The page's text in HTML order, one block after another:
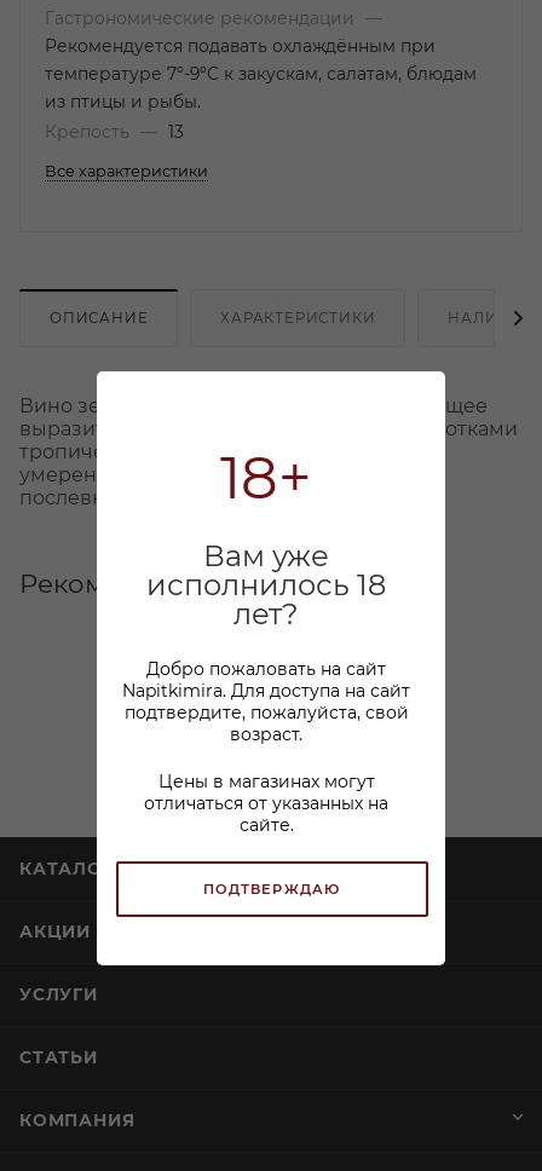
18+
Вам уже
исполнилось 18
лет?
Добро пожаловать на сайт
Napitkimira. Для доступа на сайт
подтвердите, пожалуйста, свой
возраст.
Цены в магазинах могут
отличаться от указанных на
сайте.
ПОДТВЕРЖДАЮ
Гастрономические рекомендации
—
Рекомендуется подавать охлаждённым при
температуре 7º-9ºС к закускам, салатам, блюдам
из птицы и рыбы.
Крепость
— 13
Все характеристики
ОПИСАНИЕ ХАРАКТЕРИСТИКИ НАЛИЧИЕ
Вино зеленовато-желтого цвета, обладающее
выразительным цветочным ароматом с нотками
тропических фруктов. Освежающее, с
умеренной кислотностью и длительным
послевкусием.
Рекомендуем
КАТАЛОГ
АКЦИИ
УСЛУГИ
СТАТЬИ
КОМПАНИЯ